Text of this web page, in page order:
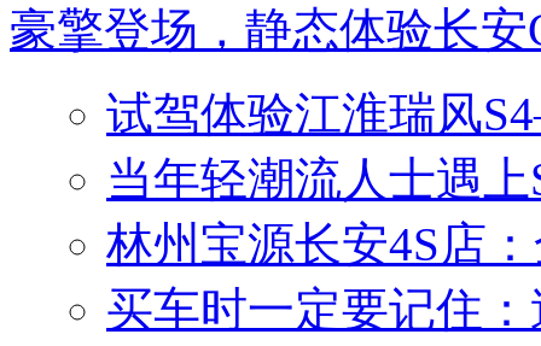
豪擎登场，静态体验长安
试驾体验江淮瑞风
当年轻潮流人士遇上
林州宝源长安4S店
买车时一定要记住